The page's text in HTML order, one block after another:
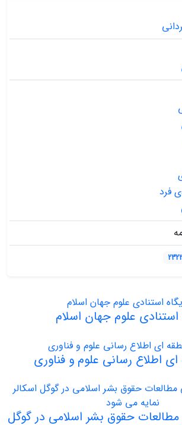
فرد
استنادی علوم جهان اسلام
ای اطلاع رسانی علوم و فناوری
مطالعات حقوق بشر اسلامی در گوگل